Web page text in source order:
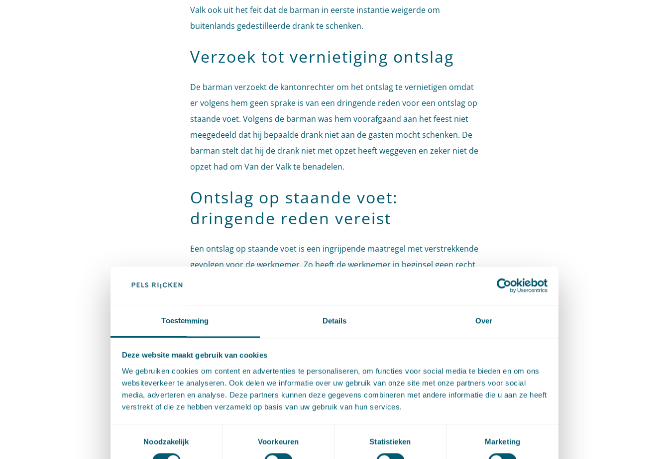
Toestemming Details Over
Deze website maakt gebruik van cookies
We gebruiken cookies om content en advertenties te personaliseren, om functies voor social media te bieden en om ons
websiteverkeer te analyseren. Ook delen we informatie over uw gebruik van onze site met onze partners voor social
media, adverteren en analyse. Deze partners kunnen deze gegevens combineren met andere informatie die u aan ze heeft
verstrekt of die ze hebben verzameld op basis van uw gebruik van hun services.
Noodzakelijk
Voorkeuren Statistieken Marketing
Valk ook uit het feit dat de barman in eerste instantie weigerde om
buitenlands gedestilleerde drank te schenken.
Verzoek tot vernietiging ontslag
De barman verzoekt de kantonrechter om het ontslag te vernietigen omdat
er volgens hem geen sprake is van een dringende reden voor een ontslag op
staande voet. Volgens de barman was hem voorafgaand aan het feest niet
meegedeeld dat hij bepaalde drank niet aan de gasten mocht schenken. De
barman stelt dat hij de drank niet met opzet heeft weggeven en zeker niet de
opzet had om Van der Valk te benadelen.
Ontslag op staande voet:
dringende reden vereist
Een ontslag op staande voet is een ingrijpende maatregel met verstrekkende
gevolgen voor de werknemer. Zo heeft de werknemer in beginsel geen recht
redenen aangemerkt zodanige daden, eigenschappen, of gedragingen van
niet gevergd kan worden de arbeidsovereenkomst te laten voortduren. In de
rechtspraak is bepaald dat bij de beoordeling of sprake is van een dringende
reden alle omstandigheden van het geval moeten worden betrokken. Hierbij
kan bijvoorbeeld worden gekeken naar de ernst van hetgeen de werknemer
van de werknemer, alsmede zijn persoonlijke omstandigheden.